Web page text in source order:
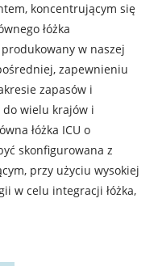
koncentrującym się
łóżka
w naszej
zapewnieniu
zapasów i
do wielu krajów i
łóżka ICU o
skonfigurowana z
przy użyciu wysokiej
w celu integracji łóżka,